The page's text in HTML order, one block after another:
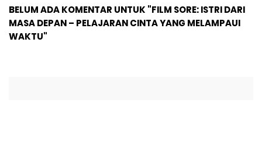
BELUM ADA KOMENTAR UNTUK "FILM SORE: ISTRI DARI
MASA DEPAN – PELAJARAN CINTA YANG MELAMPAUI
WAKTU"